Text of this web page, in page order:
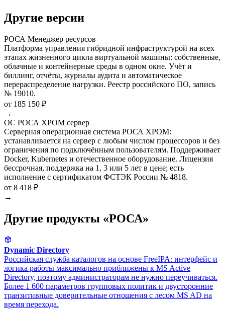
Другие версии
РОСА Менеджер ресурсов
Платформа управления гибридной инфраструктурой на всех
этапах жизненного цикла виртуальной машины: собственные,
облачные и контейнерные среды в одном окне. Учёт и
биллинг, отчёты, журналы аудита и автоматическое
перераспределение нагрузки. Реестр российского ПО, запись
№ 19010.
от 185 150 ₽
→
ОС РОСА ХРОМ сервер
Серверная операционная система РОСА ХРОМ:
устанавливается на сервер с любым числом процессоров и без
ограничения по подключённым пользователям. Поддерживает
Docker, Kubernetes и отечественное оборудование. Лицензия
бессрочная, поддержка на 1, 3 или 5 лет в цене; есть
исполнение с сертификатом ФСТЭК России № 4818.
от 8 418 ₽
→
Другие продукты «РОСА»
Dynamic Directory
Российская служба каталогов на основе FreeIPA: интерфейс и
логика работы максимально приближены к MS Active
Directory, поэтому администраторам не нужно переучиваться.
Более 1 600 параметров групповых политик и двусторонние
транзитивные доверительные отношения с лесом MS AD на
время перехода.